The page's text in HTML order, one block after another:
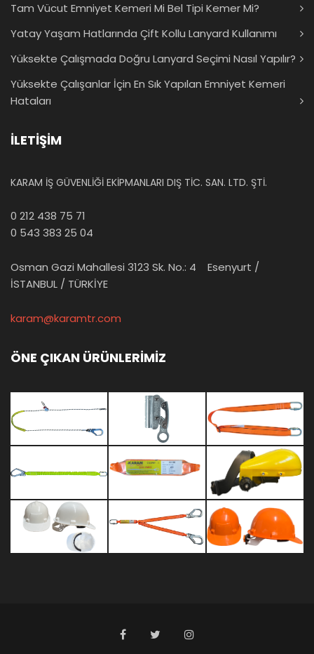
Tam Vücut Emniyet Kemeri Mi Bel Tipi Kemer Mi?
Yatay Yaşam Hatlarında Çift Kollu Lanyard Kullanımı
Yüksekte Çalışmada Doğru Lanyard Seçimi Nasıl Yapılır?
Yüksekte Çalışanlar İçin En Sık Yapılan Emniyet Kemeri
Hataları
İLETİŞİM
KARAM İŞ GÜVENLİĞİ EKİPMANLARI DIŞ TİC. SAN. LTD. ŞTİ.
0 212 438 75 71
0 543 383 25 04
Osman Gazi Mahallesi 3123 Sk. No.: 4 Esenyurt /
İSTANBUL / TÜRKİYE
karam@karamtr.com
ÖNE ÇIKAN ÜRÜNLERİMİZ